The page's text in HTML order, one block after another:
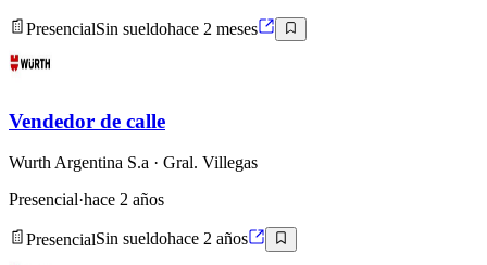
PresencialSin sueldohace 2 meses
Vendedor de calle
Wurth Argentina S.a · Gral. Villegas
Presencial·hace 2 años
PresencialSin sueldohace 2 años